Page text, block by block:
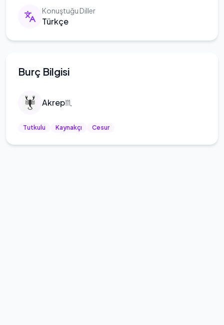
Konuştuğu Diller
Türkçe
Burç Bilgisi
Akrep♏
Tutkulu Kaynakçı Cesur